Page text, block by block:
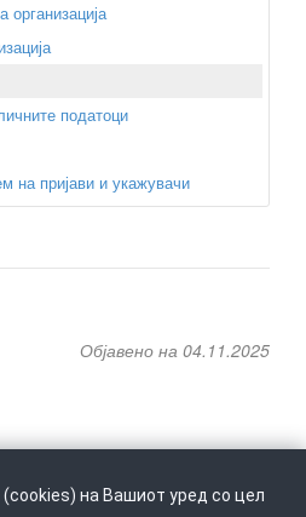
организација
податоци
на пријави и укажувачи
Објавено на 04.11.2025
на Вашиот уред со цел